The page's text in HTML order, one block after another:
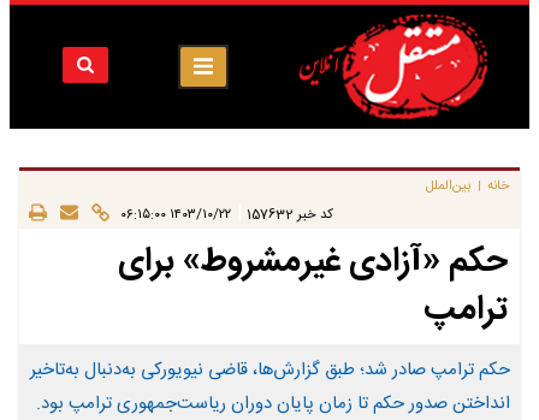
خانه | بین‌الملل
کد خبر 157632 ۱۴۰۳/۱۰/۲۲ ۰۶:۱۵:۰۰
حکم «آزادی غیرمشروط» برای
ترامپ
حکم ترامپ صادر شد؛ طبق گزارش‌ها، قاضی نیویورکی به‌دنبال به‌تاخیر
انداختن صدور حکم تا زمان پایان دوران ریاست‌جمهوری ترامپ بود.